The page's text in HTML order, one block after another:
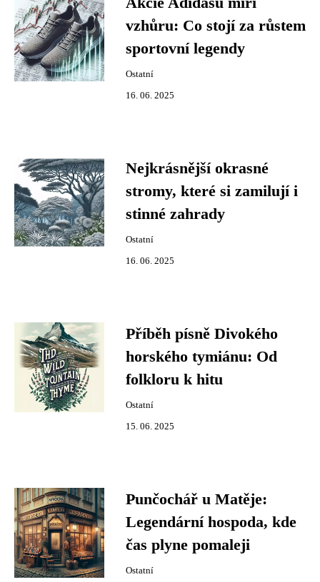
vzhůru: Co stojí za růstem
sportovní legendy
Ostatní
16. 06. 2025
Nejkrásnější okrasné
stromy, které si zamilují i
stinné zahrady
Ostatní
16. 06. 2025
Příběh písně Divokého
horského tymiánu: Od
folkloru k hitu
Ostatní
15. 06. 2025
Punčochář u Matěje:
Legendární hospoda, kde
čas plyne pomaleji
Ostatní